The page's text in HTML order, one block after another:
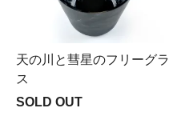
天の川と彗星のフリーグラ
ス
SOLD OUT